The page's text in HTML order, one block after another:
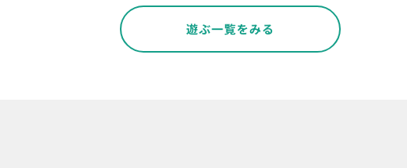
遊ぶ一覧をみる